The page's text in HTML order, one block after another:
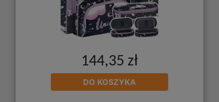
144,35 zł
DO KOSZYKA